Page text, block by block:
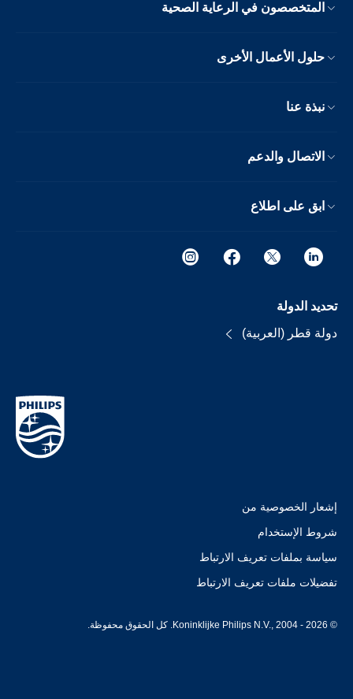
المتخصصون في الرعاية الصحية
حلول الأعمال الأخرى
نبذة عنا
الاتصال والدعم
ابق على اطلاع
تحديد الدولة
دولة قطر (العربية)
إشعار الخصوصية من
شروط الإستخدام
سياسة بملفات تعريف الارتباط
تفضيلات ملفات تعريف الارتباط
© Koninklijke Philips N.V., 2004 - 2026. كل الحقوق محفوظة.